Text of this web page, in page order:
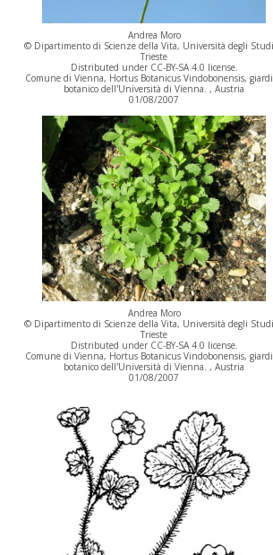
Andrea Moro
© Dipartimento di Scienze della Vita, Università degli
Trieste
Distributed under CC-BY-SA 4.0 license.
Comune di Vienna, Hortus Botanicus Vindobonensis,
botanico dell'Università di Vienna. , Austria
01/08/2007
Andrea Moro
© Dipartimento di Scienze della Vita, Università degli
Trieste
Distributed under CC-BY-SA 4.0 license.
Comune di Vienna, Hortus Botanicus Vindobonensis,
botanico dell'Università di Vienna. , Austria
01/08/2007